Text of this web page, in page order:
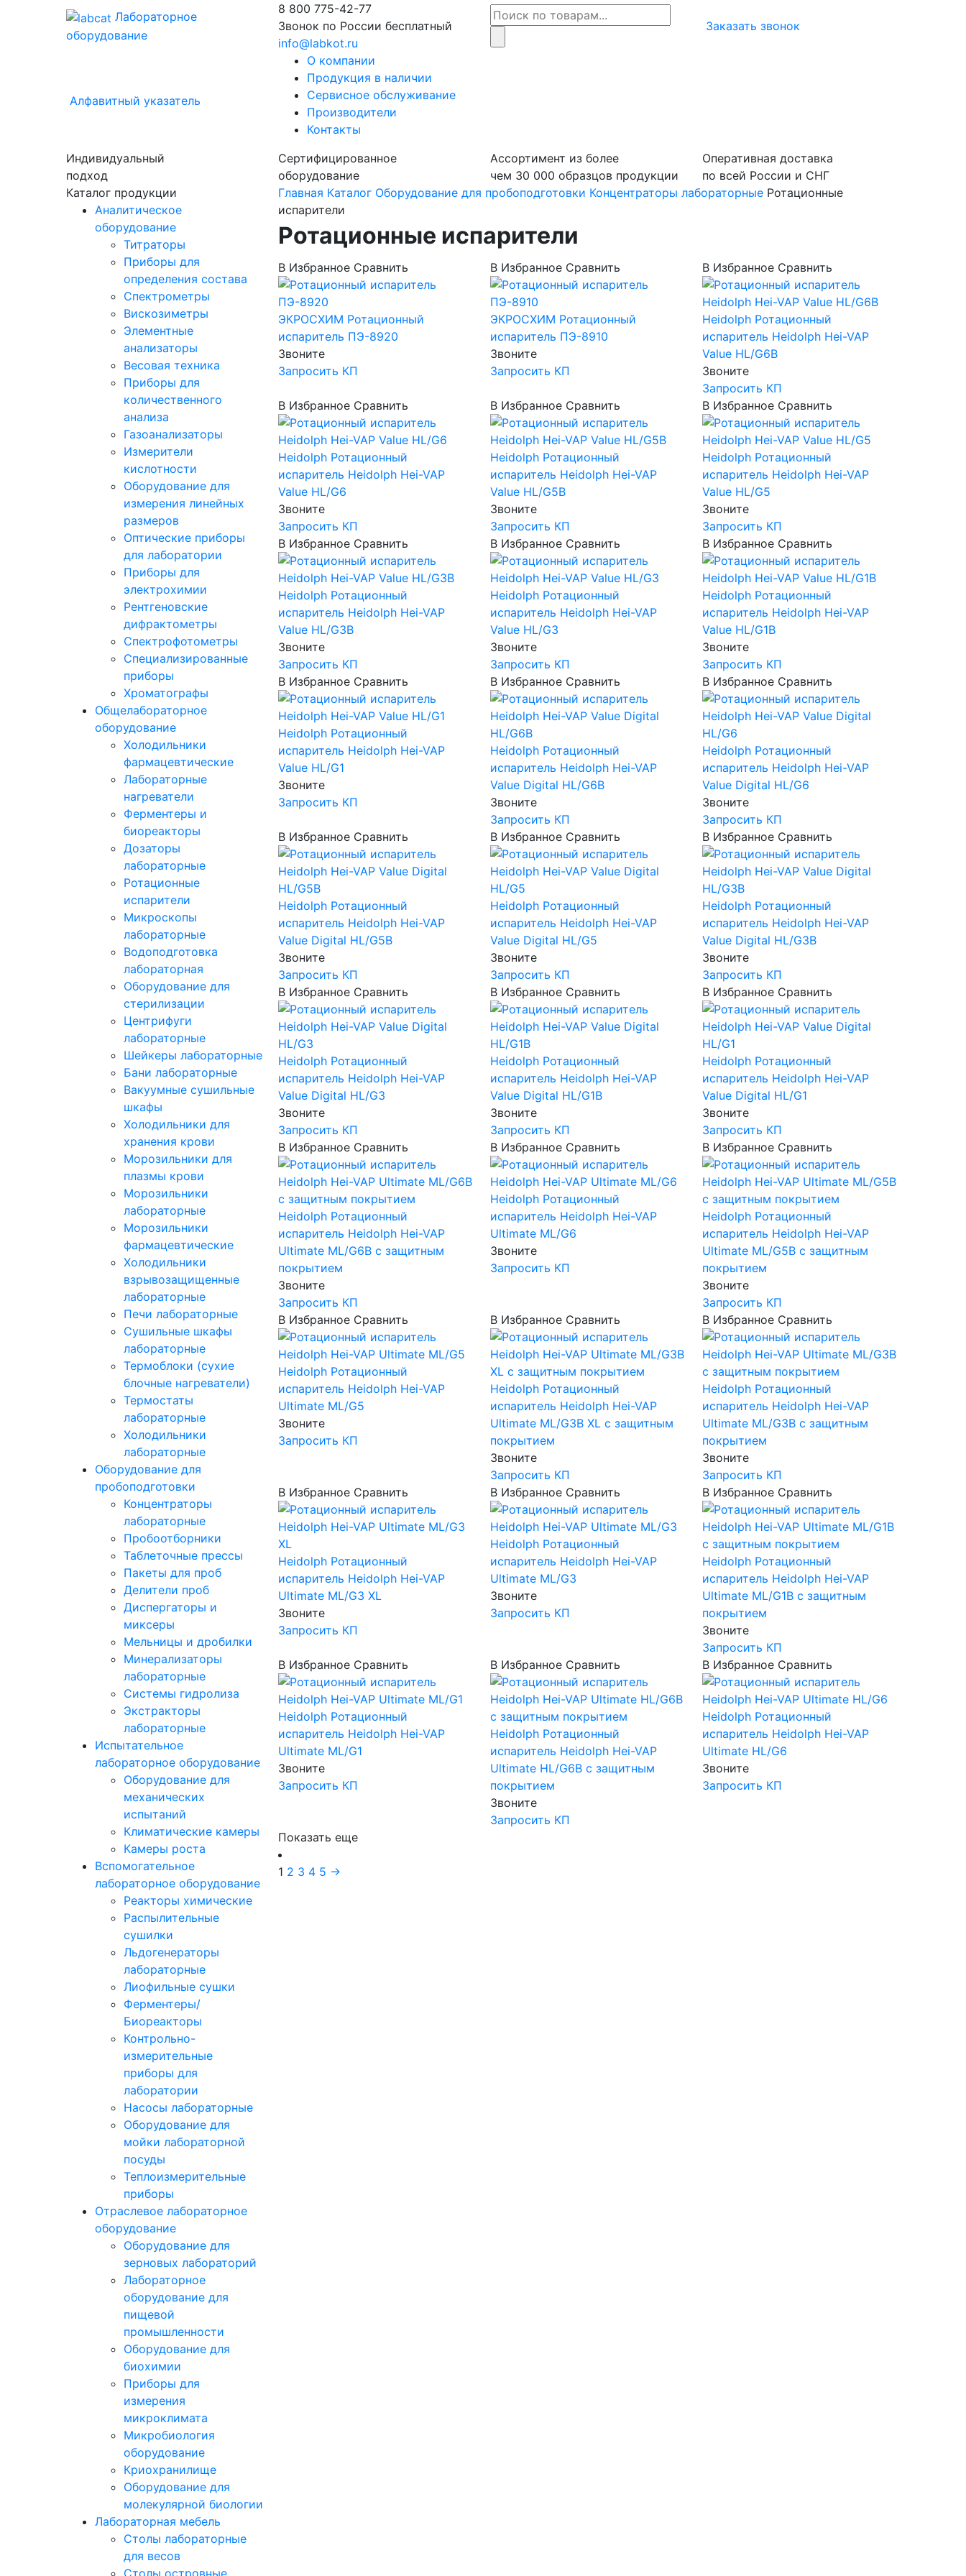
Лабораторное
оборудование
8 800 775-42-77
Звонок по России бесплатный
info@labkot.ru
Заказать звонок
Алфавитный указатель
О компании
Продукция в наличии
Сервисное обслуживание
Производители
Контакты
Индивидуальный
подход
Сертифицированное
оборудование
Ассортимент из более
чем 30 000 образцов продукции
Оперативная доставка
по всей России и СНГ
Каталог продукции
Аналитическое
оборудование
Титраторы
Приборы для
определения состава
Спектрометры
Вискозиметры
Элементные
анализаторы
Весовая техника
Приборы для
количественного
анализа
Газоанализаторы
Измерители
кислотности
Оборудование для
измерения линейных
размеров
Оптические приборы
для лаборатории
Приборы для
электрохимии
Рентгеновские
дифрактометры
Спектрофотометры
Специализированные
приборы
Хроматографы
Общелабораторное
оборудование
Холодильники
фармацевтические
Лабораторные
нагреватели
Ферментеры и
биореакторы
Дозаторы
лабораторные
Ротационные
испарители
Микроскопы
лабораторные
Водоподготовка
лабораторная
Оборудование для
стерилизации
Центрифуги
лабораторные
Шейкеры лабораторные
Бани лабораторные
Вакуумные сушильные
шкафы
Холодильники для
хранения крови
Морозильники для
плазмы крови
Морозильники
лабораторные
Морозильники
фармацевтические
Холодильники
взрывозащищенные
лабораторные
Печи лабораторные
Сушильные шкафы
лабораторные
Термоблоки (сухие
блочные нагреватели)
Термостаты
лабораторные
Холодильники
лабораторные
Оборудование для
пробоподготовки
Концентраторы
лабораторные
Пробоотборники
Таблеточные прессы
Пакеты для проб
Делители проб
Диспергаторы и
миксеры
Мельницы и дробилки
Минерализаторы
лабораторные
Системы гидролиза
Экстракторы
лабораторные
Испытательное
лабораторное оборудование
Оборудование для
механических
испытаний
Климатические камеры
Камеры роста
Вспомогательное
лабораторное оборудование
Реакторы химические
Распылительные
сушилки
Льдогенераторы
лабораторные
Лиофильные сушки
Ферментеры/
Биореакторы
Контрольно-
измерительные
приборы для
лаборатории
Насосы лабораторные
Оборудование для
мойки лабораторной
посуды
Теплоизмерительные
приборы
Отраслевое лабораторное
оборудование
Оборудование для
зерновых лабораторий
Лабораторное
оборудование для
пищевой
промышленности
Оборудование для
биохимии
Приборы для
измерения
микроклимата
Микробиология
оборудование
Криохранилище
Оборудование для
молекулярной биологии
Лабораторная мебель
Столы лабораторные
для весов
Столы островные
Главная Каталог Оборудование для пробоподготовки Концентраторы лабораторные Ротационные
испарители
Ротационные испарители
В Избранное Сравнить
ЭКРОСХИМ Ротационный
испаритель ПЭ-8920
Звоните
Запросить КП
В Избранное Сравнить
ЭКРОСХИМ Ротационный
испаритель ПЭ-8910
Звоните
Запросить КП
В Избранное Сравнить
Heidolph Ротационный
испаритель Heidolph Hei-VAP
Value HL/G6B
Звоните
Запросить КП
В Избранное Сравнить
Heidolph Ротационный
испаритель Heidolph Hei-VAP
Value HL/G6
Звоните
Запросить КП
В Избранное Сравнить
Heidolph Ротационный
испаритель Heidolph Hei-VAP
Value HL/G5B
Звоните
Запросить КП
В Избранное Сравнить
Heidolph Ротационный
испаритель Heidolph Hei-VAP
Value HL/G5
Звоните
Запросить КП
В Избранное Сравнить
Heidolph Ротационный
испаритель Heidolph Hei-VAP
Value HL/G3B
Звоните
Запросить КП
В Избранное Сравнить
Heidolph Ротационный
испаритель Heidolph Hei-VAP
Value HL/G3
Звоните
Запросить КП
В Избранное Сравнить
Heidolph Ротационный
испаритель Heidolph Hei-VAP
Value HL/G1B
Звоните
Запросить КП
В Избранное Сравнить
Heidolph Ротационный
испаритель Heidolph Hei-VAP
Value HL/G1
Звоните
Запросить КП
В Избранное Сравнить
Heidolph Ротационный
испаритель Heidolph Hei-VAP
Value Digital HL/G6B
Звоните
Запросить КП
В Избранное Сравнить
Heidolph Ротационный
испаритель Heidolph Hei-VAP
Value Digital HL/G6
Звоните
Запросить КП
В Избранное Сравнить
Heidolph Ротационный
испаритель Heidolph Hei-VAP
Value Digital HL/G5B
Звоните
Запросить КП
В Избранное Сравнить
Heidolph Ротационный
испаритель Heidolph Hei-VAP
Value Digital HL/G5
Звоните
Запросить КП
В Избранное Сравнить
Heidolph Ротационный
испаритель Heidolph Hei-VAP
Value Digital HL/G3B
Звоните
Запросить КП
В Избранное Сравнить
Heidolph Ротационный
испаритель Heidolph Hei-VAP
Value Digital HL/G3
Звоните
Запросить КП
В Избранное Сравнить
Heidolph Ротационный
испаритель Heidolph Hei-VAP
Value Digital HL/G1B
Звоните
Запросить КП
В Избранное Сравнить
Heidolph Ротационный
испаритель Heidolph Hei-VAP
Value Digital HL/G1
Звоните
Запросить КП
В Избранное Сравнить
Heidolph Ротационный
испаритель Heidolph Hei-VAP
Ultimate ML/G6B c защитным
покрытием
Звоните
Запросить КП
В Избранное Сравнить
Heidolph Ротационный
испаритель Heidolph Hei-VAP
Ultimate ML/G6
Звоните
Запросить КП
В Избранное Сравнить
Heidolph Ротационный
испаритель Heidolph Hei-VAP
Ultimate ML/G5B c защитным
покрытием
Звоните
Запросить КП
В Избранное Сравнить
Heidolph Ротационный
испаритель Heidolph Hei-VAP
Ultimate ML/G5
Звоните
Запросить КП
В Избранное Сравнить
Heidolph Ротационный
испаритель Heidolph Hei-VAP
Ultimate ML/G3B XL c защитным
покрытием
Звоните
Запросить КП
В Избранное Сравнить
Heidolph Ротационный
испаритель Heidolph Hei-VAP
Ultimate ML/G3B c защитным
покрытием
Звоните
Запросить КП
В Избранное Сравнить
Heidolph Ротационный
испаритель Heidolph Hei-VAP
Ultimate ML/G3 XL
Звоните
Запросить КП
В Избранное Сравнить
Heidolph Ротационный
испаритель Heidolph Hei-VAP
Ultimate ML/G3
Звоните
Запросить КП
В Избранное Сравнить
Heidolph Ротационный
испаритель Heidolph Hei-VAP
Ultimate ML/G1B c защитным
покрытием
Звоните
Запросить КП
В Избранное Сравнить
Heidolph Ротационный
испаритель Heidolph Hei-VAP
Ultimate ML/G1
Звоните
Запросить КП
В Избранное Сравнить
Heidolph Ротационный
испаритель Heidolph Hei-VAP
Ultimate HL/G6B c защитным
покрытием
Звоните
Запросить КП
В Избранное Сравнить
Heidolph Ротационный
испаритель Heidolph Hei-VAP
Ultimate HL/G6
Звоните
Запросить КП
Показать еще
1 2 3 4 5 →